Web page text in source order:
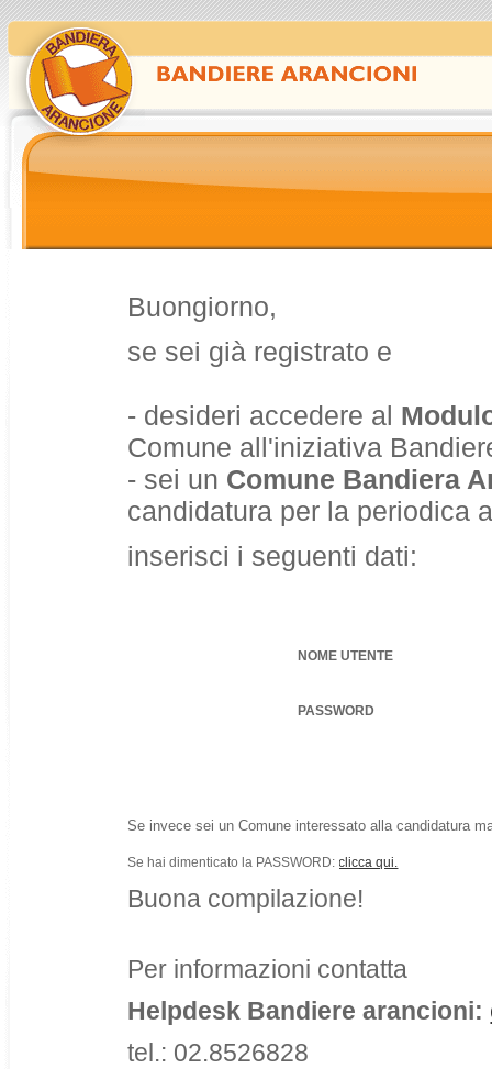
Buongiorno,
se sei già registrato e
- desideri accedere al
Comune all'iniziativa
- sei un Comune Bandiera
candidatura per la periodica
inserisci i seguenti dati:
NOME UTENTE
PASSWORD
Se invece sei un Comune interessato alla candidatura
Se hai dimenticato la PASSWORD:
Buona compilazione!
Per informazioni contatta
Helpdesk Bandiere arancioni:
tel.: 02.8526828